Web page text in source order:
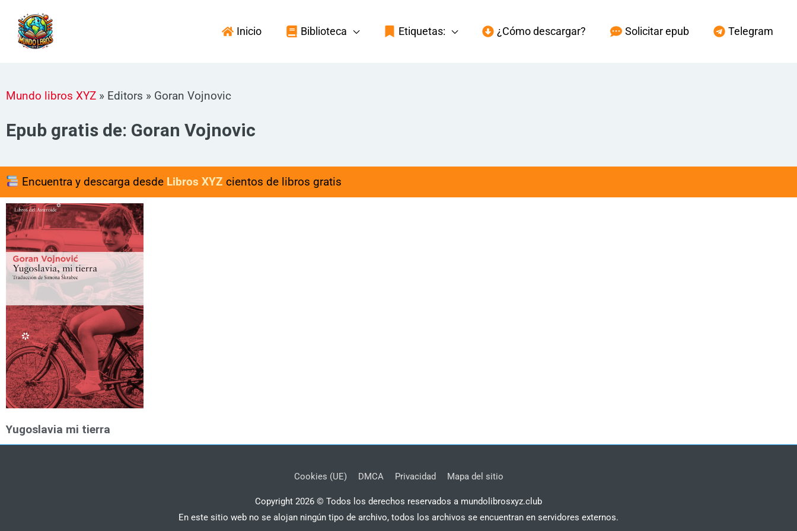
contenido
Inicio Biblioteca Etiquetas: ¿Cómo descargar? Solicitar epub Telegram
Mundo libros XYZ » Editors » Goran Vojnovic
Epub gratis de: Goran Vojnovic
Encuentra y descarga desde Libros XYZ cientos de libros gratis
Yugoslavia mi tierra
Cookies (UE) DMCA Privacidad Mapa del sitio
Copyright 2026 © Todos los derechos reservados a mundolibrosxyz.club
En este sitio web no se alojan ningún tipo de archivo, todos los archivos se encuentran en servidores externos.